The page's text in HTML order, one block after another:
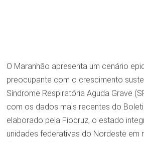
O Maranhão apresenta um cenário
preocupante com o crescimento
Síndrome Respiratória Aguda Grave
com os dados mais recentes do
elaborado pela Fiocruz, o estado
unidades federativas do Nordeste em